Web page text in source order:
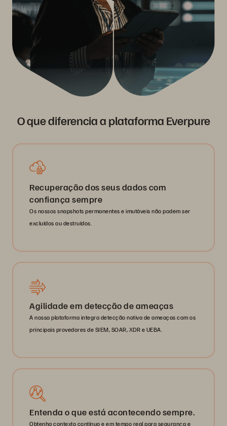
O que diferencia a plataforma Everpure
Recuperação dos seus dados com
confiança sempre
Os nossos snapshots permanentes e imutáveis não podem ser
excluídos ou destruídos.
Agilidade em detecção de ameaças
A nossa plataforma integra detecção nativa de ameaças com os
principais provedores de SIEM, SOAR, XDR e UEBA.
Entenda o que está acontecendo sempre.
Obtenha contexto contínuo e em tempo real para segurança e